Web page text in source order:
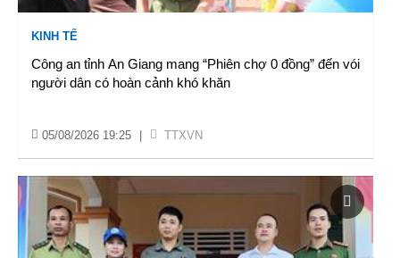
KINH TẾ
Công an tỉnh An Giang mang “Phiên chợ 0 đồng” đến vói
người dân có hoàn cảnh khó khăn
05/08/2026 19:25 TTXVN